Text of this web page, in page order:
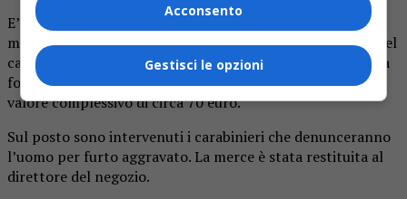
E’ stato bloccato alla cassa dagli addetti alla sorveglianza
mentre stava regolarmente pagando la merce presente nel
carrello. Peccato che nello zaino che portava sulla schiena
fossero state nascoste bottiglie di superalcolici per un
valore complessivo di circa 70 euro.
Sul posto sono intervenuti i carabinieri che denunceranno
l’uomo per furto aggravato. La merce è stata restituita al
direttore del negozio.
Acconsento
Gestisci le opzioni